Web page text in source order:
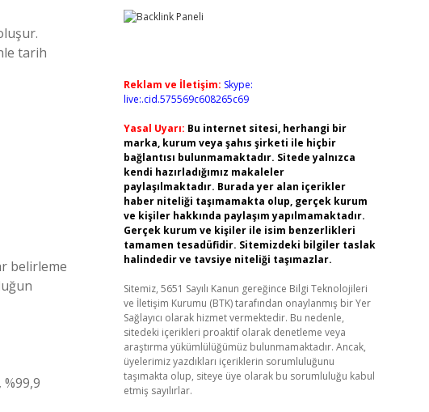
tarih
belirleme
Reklam ve İletişim: Skype:
live:.cid.575569c608265c69
Yasal Uyarı: Bu internet sitesi, herhangi bir
marka, kurum veya şahıs şirketi ile hiçbir
bağlantısı bulunmamaktadır. Sitede yalnızca
kendi hazırladığımız makaleler
paylaşılmaktadır. Burada yer alan içerikler
haber niteliği taşımamakta olup, gerçek kurum
ve kişiler hakkında paylaşım yapılmamaktadır.
Gerçek kurum ve kişiler ile isim benzerlikleri
tamamen tesadüfidir. Sitemizdeki bilgiler taslak
halindedir ve tavsiye niteliği taşımazlar.
Sitemiz, 5651 Sayılı Kanun gereğince Bilgi Teknolojileri
ve İletişim Kurumu (BTK) tarafından onaylanmış bir Yer
Sağlayıcı olarak hizmet vermektedir. Bu nedenle,
sitedeki içerikleri proaktif olarak denetleme veya
araştırma yükümlülüğümüz bulunmamaktadır. Ancak,
üyelerimiz yazdıkları içeriklerin sorumluluğunu
taşımakta olup, siteye üye olarak bu sorumluluğu kabul
etmiş sayılırlar.